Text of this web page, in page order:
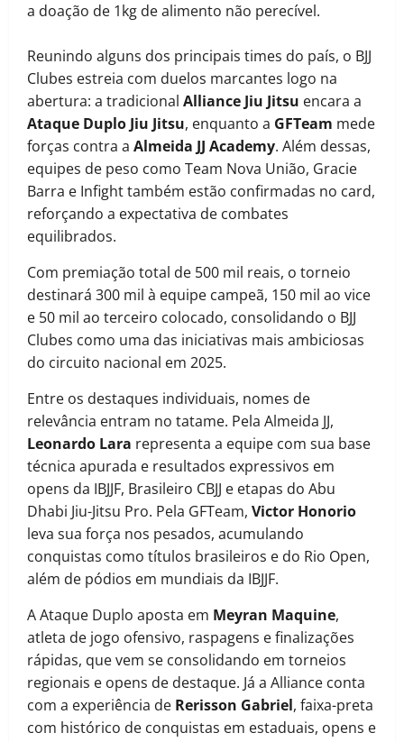
a doação de 1kg de alimento não perecível.
Reunindo alguns dos principais times do país, o BJJ
Clubes estreia com duelos marcantes logo na
abertura: a tradicional Alliance Jiu Jitsu encara a
Ataque Duplo Jiu Jitsu, enquanto a GFTeam mede
forças contra a Almeida JJ Academy. Além dessas,
equipes de peso como Team Nova União, Gracie
Barra e Infight também estão confirmadas no card,
reforçando a expectativa de combates
equilibrados.
Com premiação total de 500 mil reais, o torneio
destinará 300 mil à equipe campeã, 150 mil ao vice
e 50 mil ao terceiro colocado, consolidando o BJJ
Clubes como uma das iniciativas mais ambiciosas
do circuito nacional em 2025.
Entre os destaques individuais, nomes de
relevância entram no tatame. Pela Almeida JJ,
Leonardo Lara representa a equipe com sua base
técnica apurada e resultados expressivos em
opens da IBJJF, Brasileiro CBJJ e etapas do Abu
Dhabi Jiu-Jitsu Pro. Pela GFTeam, Victor Honorio
leva sua força nos pesados, acumulando
conquistas como títulos brasileiros e do Rio Open,
além de pódios em mundiais da IBJJF.
A Ataque Duplo aposta em Meyran Maquine,
atleta de jogo ofensivo, raspagens e finalizações
rápidas, que vem se consolidando em torneios
regionais e opens de destaque. Já a Alliance conta
com a experiência de Rerisson Gabriel, faixa-preta
com histórico de conquistas em estaduais, opens e